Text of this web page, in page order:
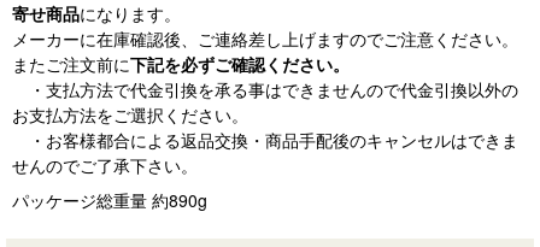
寄せ商品になります。
メーカーに在庫確認後、ご連絡差し上げますのでご注意ください。
またご注文前に下記を必ずご確認ください。
・支払方法で代金引換を承る事はできませんので代金引換以外の
お支払方法をご選択ください。
・お客様都合による返品交換・商品手配後のキャンセルはできま
せんのでご了承下さい。
パッケージ総重量 約890g